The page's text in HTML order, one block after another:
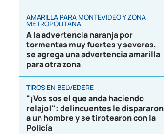
AMARILLA PARA MONTEVIDEO Y ZONA
METROPOLITANA
A la advertencia naranja por
tormentas muy fuertes y severas,
se agrega una advertencia amarilla
para otra zona
TIROS EN BELVEDERE
"¡Vos sos el que anda haciendo
relajo!": delincuentes le dispararon
a un hombre y se tirotearon con la
Policía